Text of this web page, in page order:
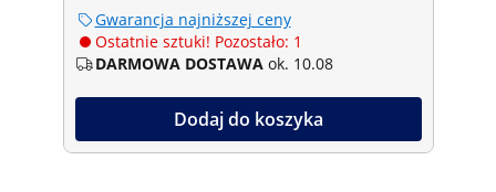
Gwarancja najniższej ceny
Ostatnie sztuki! Pozostało: 1
DARMOWA DOSTAWA ok. 10.08
Dodaj do koszyka